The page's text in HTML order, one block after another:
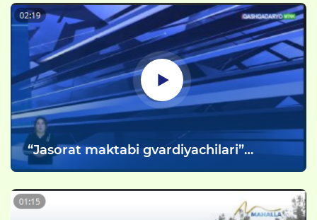
qilinganligining 34 yilligi” munosabati
bilan “Bir Vatan, bir el, bir bayroq!” shiori
ostida tantanali tadbir hamda "Uch
avlod uchrashuvi" tashkil etildi.
“Jasorat maktabi gvardiyachilari”
musobaqasining viloyat bosqichi bo‘lib